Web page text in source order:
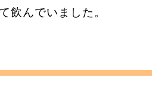
飲んでいました。